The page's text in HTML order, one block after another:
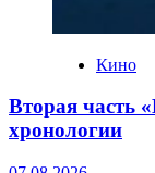
Кино
Вторая часть
хронологии